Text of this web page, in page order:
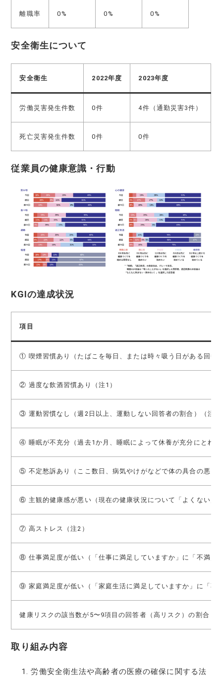
離職率 0% 0% 0%
安全衛生について
安全衛生 2022年度 2023年度
労働災害発生件数 0件 4件（通勤災害3件）
死亡災害発生件数 0件 0件
従業員の健康意識・行動
KGIの達成状況
項目
① 喫煙習慣あり（たばこを毎日、または時々吸う日がある回答
② 過度な飲酒習慣あり（注1）
③ 運動習慣なし（週2日以上、運動しない回答者の割合）（注3
④ 睡眠が不充分（過去1か月、睡眠によって休養が充分にとれ
⑤ 不定愁訴あり（ここ数日、病気やけがなどで体の具合の悪い
⑥ 主観的健康感が悪い（現在の健康状況について「よくない／
⑦ 高ストレス（注2）
⑧ 仕事満足度が低い（「仕事に満足していますか」に「不満／
⑨ 家庭満足度が低い（「家庭生活に満足していますか」に「不
健康リスクの該当数が5〜9項目の回答者（高リスク）の割合
取り組み内容
労働安全衛生法や高齢者の医療の確保に関する法